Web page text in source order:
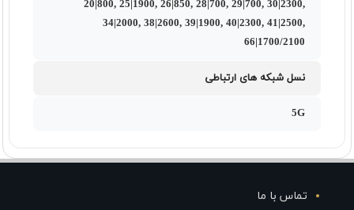
20|800, 25|1900, 26|850, 28|700, 29|700, 30|2300,
34|2000, 38|2600, 39|1900, 40|2300, 41|2500,
66|1700/2100
نسل شبکه های ارتباطی
5G
تماس با ما